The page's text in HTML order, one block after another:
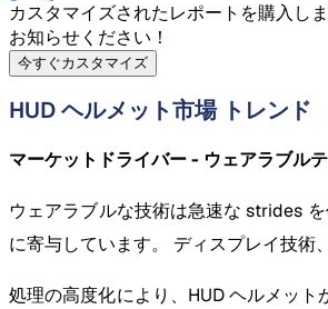
カスタマイズされたレポートを購入し
お知らせください！
今すぐカスタマイズ
HUD ヘルメット市場 トレンド
マーケットドライバー - ウェアラブル
ウェアラブルな技術は急速な strides
に寄与しています。 ディスプレイ技術
処理の高度化により、HUD ヘルメッ